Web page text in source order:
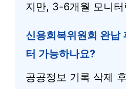
지만, 3-6개월 모니
신용회복위원회 완납
터 가능하나요?
공공정보 기록 삭제